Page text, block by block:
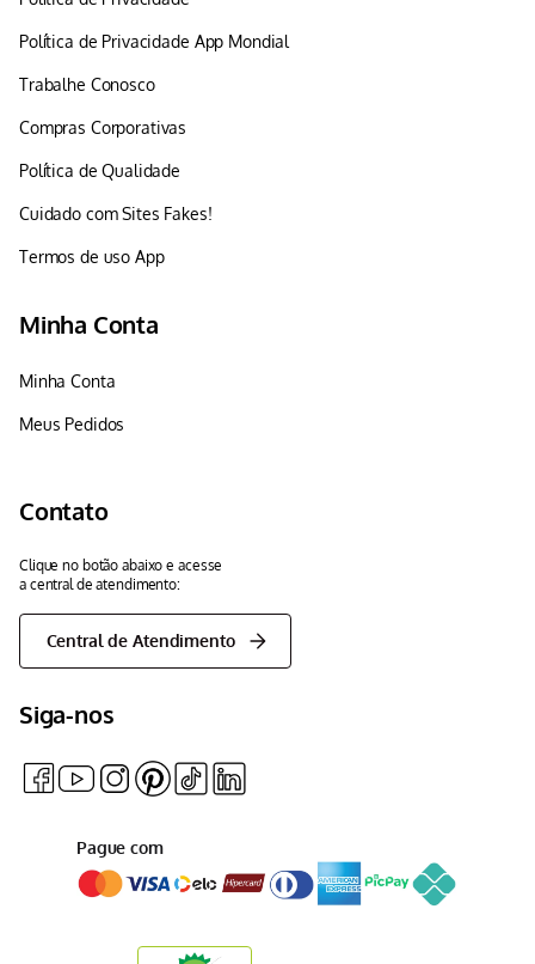
Política de Privacidade App Mondial
Trabalhe Conosco
Compras Corporativas
Política de Qualidade
Cuidado com Sites Fakes!
Termos de uso App
Minha Conta
Minha Conta
Meus Pedidos
Contato
Clique no botão abaixo e acesse
a central de atendimento:
Central de Atendimento
Siga-nos
Pague com